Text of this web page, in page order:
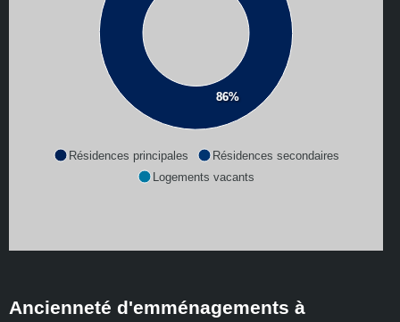
86%
Résidences principales
Résidences secondaires
Logements vacants
Ancienneté d'emménagements à